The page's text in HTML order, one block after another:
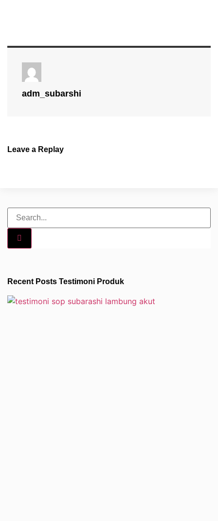
adm_subarshi
Leave a Replay
Recent Posts Testimoni Produk